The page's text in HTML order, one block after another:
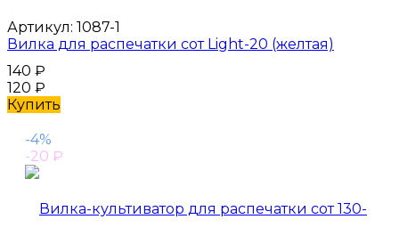
Артикул: 1087-1
Вилка для распечатки сот Light-20 (желтая)
140 ₽
120 ₽
Купить
-4%
-20 ₽